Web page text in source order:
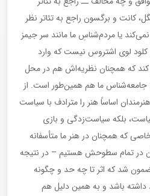
کانت و برگسون راجع به تئاتر نظر
یا مردم‌شناسِ ما مانند سر جیمز
کلود لوی اشتروس نیست که وارد
کند که همچنان نظریه‌اش هم در محل
جامعه‌شناس ما هم همین‌طور است. از
اساساً هنر را مترادف با سیاست
بلکه سیاست‌زدگی و بازی
که همچنان در هنر ما متأسفانه
در تمام سطوحش هستیم – در نتیجه
مضمون شد که اثر تا چه حد و چگونه
داشته باشد و به همین دلیل هم